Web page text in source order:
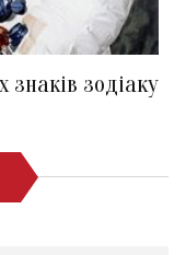
знаків зодіаку